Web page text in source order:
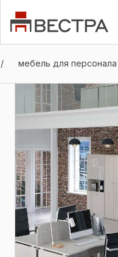
/ мебель для персонала